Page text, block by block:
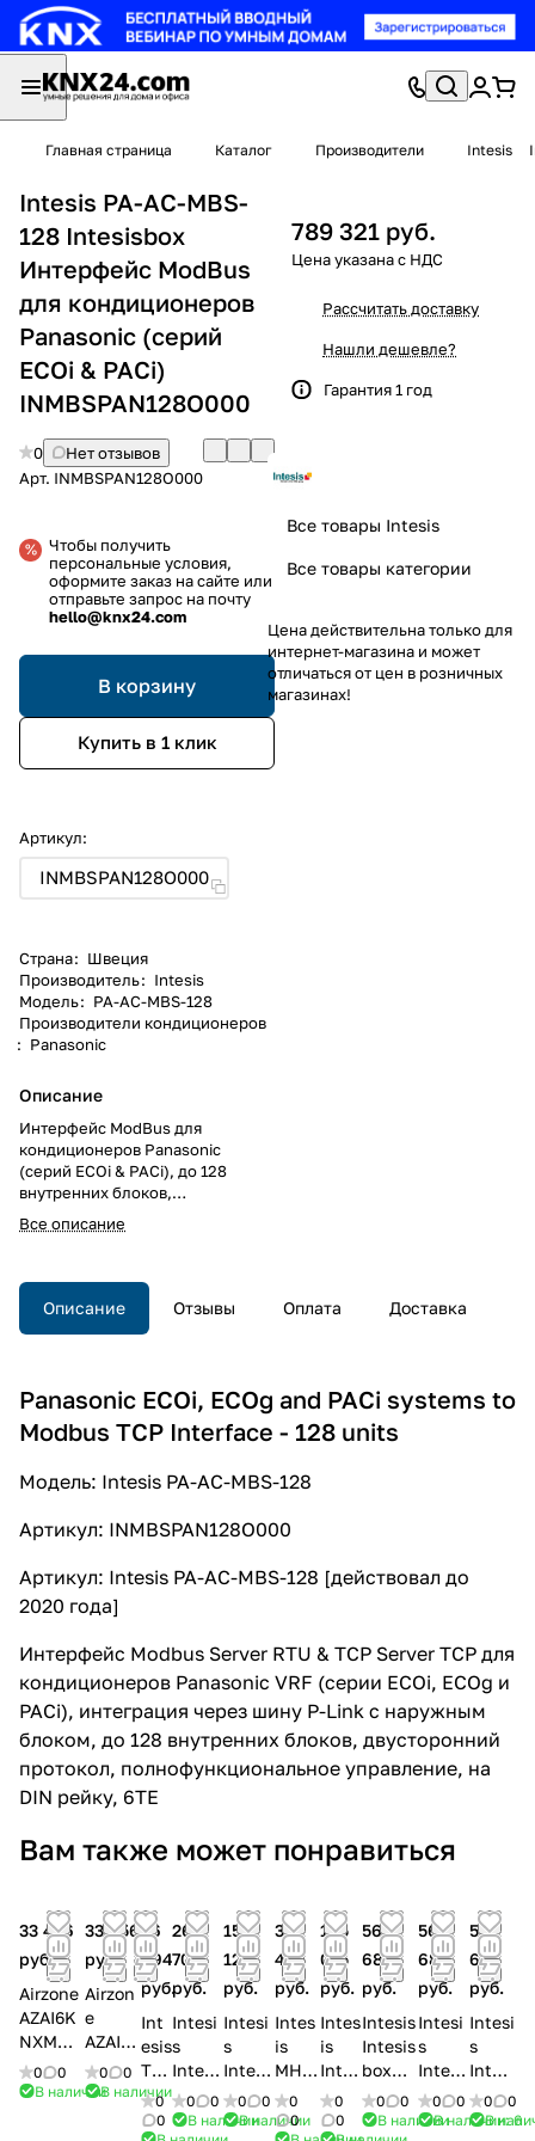
Главная страница Каталог Производители Intesis
Intesis PA-AC-MBS-
128 Intesisbox
Интерфейс ModBus
для кондиционеров
Panasonic (серий
ECOi & PACi)
INMBSPAN128O000
0
Нет отзывов
Арт. INMBSPAN128O000
Чтобы получить
персональные условия,
оформите заказ на сайте или
отправьте запрос на почту
hello@knx24.com
В корзину
Купить в 1 клик
Артикул:
INMBSPAN128O000
Страна: Швеция
Производитель: Intesis
Модель: PA-AC-MBS-128
Производители кондиционеров
: Panasonic
Описание
Интерфейс ModBus для
кондиционеров Panasonic
(серий ECOi & PACi), до 128
внутренних блоков,
двусторонний протокол,
полнофункциональное
Все описание
789 321 руб.
Рассчитать доставку
Нашли дешевле?
Гарантия 1 год
Все товары Intesis
Все товары категории
Цена действительна только для
интернет-магазина и может
отличаться от цен в розничных
магазинах!
Описание Отзывы Оплата Доставка
Panasonic ECOi, ECOg and PACi systems to
Modbus TCP Interface - 128 units
Модель: Intesis PA-AC-MBS-128
Артикул: INMBSPAN128O000
Артикул: Intesis PA-AC-MBS-128 [действовал до
2020 года]
Интерфейс Modbus Server RTU & TCP Server TCP для
кондиционеров Panasonic VRF (серии ECOi, ECOg и
PACi), интеграция через шину P-Link с наружным
блоком, до 128 внутренних блоков, двусторонний
протокол, полнофункциональное управление, на
DIN рейку, 6TE
Вам также может понравиться
33 456
руб.
Airzone
AZAI6K
NXMD4
AIDOO
KNX
0
0
В наличии
33 456
руб.
Airzon
e
AZAI6
KNXHI
T
0
0
В наличии
36
494
руб.
Int
esis
TO-
RC-
WM
0
0
260
702
руб.
Intesi
s
Intesi
sbox
MD-
0
0
В наличии
153
129
руб.
Intesi
s
Intesi
sbox
MD-
0
0
В наличии
36
494
руб.
Intes
is
MH-
RC-
ENO-
0
0
195
075
руб.
Intes
is
Intes
isbo
x
0
0
56
688
руб.
Intesis
Intesis
box
PA-
RC2-
0
0
В наличии
56
688
руб.
Intesi
s
Intesi
sbox
LG-
0
0
В наличии: 6
56
688
руб.
Intesi
s
Intesi
sbox
DK-
0
0
В